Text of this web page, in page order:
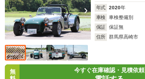
年式 2020年
車検
車検整備別
保証
保証無
住所
群馬県高崎市
無
今すぐ在庫確認・見積依頼